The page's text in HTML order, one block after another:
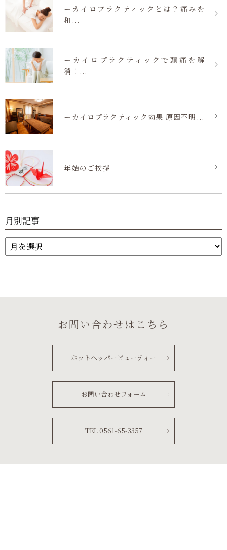
ーカイロプラクティックとは？痛みを
和...
ーカイロプラクティックで頭痛を解
消！...
ーカイロプラクティック効果 原因不明...
年始のご挨拶
月別記事
お問い合わせはこちら
ホットペッパービューティー
お問い合わせフォーム
TEL 0561-65-3357